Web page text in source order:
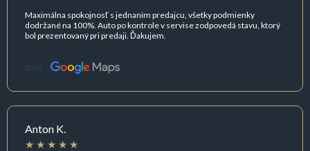
Maximálna spokojnosť s jednaním predajcu, všetky podmienky
dodržané na 100%. Auto po kontrole v servise zodpovedá stavu, ktorý
bol prezentovaný pri predaji. Ďakujem.
Zdroj:
Anton K.